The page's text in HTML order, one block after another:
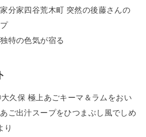
分家四谷荒木町 突然の後藤さんの
特の色気が宿る
久保 極上あごキーマ＆ラムをおい
ご出汁スープをひつまぶし風でしめ
り